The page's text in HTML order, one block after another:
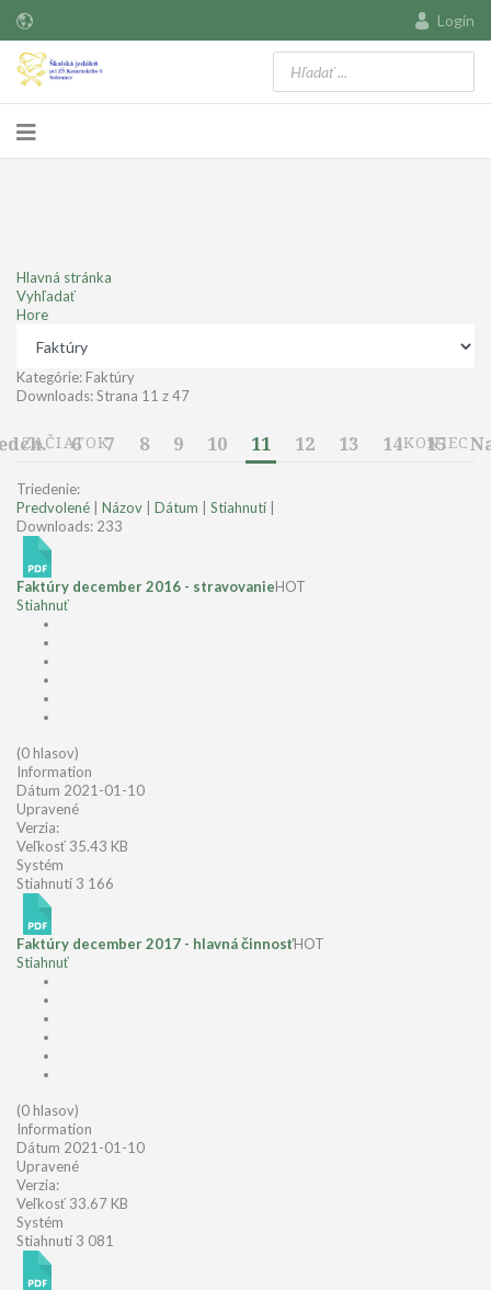
Login
Hlavná stránka
Vyhľadať
Hore
Kategórie: Faktúry
Downloads: Strana 11 z 47
ZAČIATOK
6 7 8 9 10 11 12 13 14 15
KONIEC
Triedenie:
Predvolené
Názov Dátum Stiahnutí
Downloads: 233
Faktúry december 2016 - stravovanieHOT
Stiahnuť
(0 hlasov)
Information
Dátum 2021-01-10
Upravené
Verzia:
Veľkosť 35.43 KB
Systém
Stiahnutí 3 166
Faktúry december 2017 - hlavná činnosťHOT
Stiahnuť
(0 hlasov)
Information
Dátum 2021-01-10
Upravené
Verzia:
Veľkosť 33.67 KB
Systém
Stiahnutí 3 081